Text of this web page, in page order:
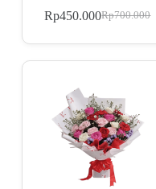
Rp700.000
Rp450.000